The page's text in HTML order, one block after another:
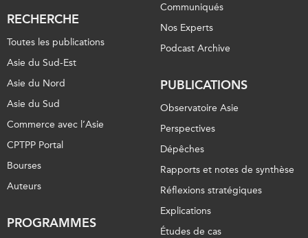
RÉSEAUX
CanWIN
Attachés supérieurs de
CPTPP Portal
RECHERCHE
Toutes les publications
Asie du Sud-Est
Asie du Nord
Asie du Sud
Commerce avec l’Asie
CPTPP Portal
Bourses
Auteurs
PROGRAMMES
Communiqués
Nos Experts
Podcast Archive
PUBLICATIONS
Observatoire Asie
Perspectives
Dépêches
Rapports et notes de synthèse
Réflexions stratégiques
Explications
Études de cas